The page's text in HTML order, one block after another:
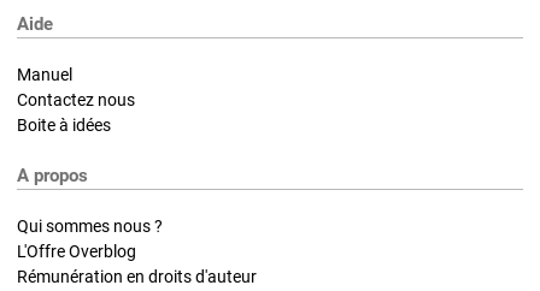
Aide
Manuel
Contactez nous
Boite à idées
A propos
Qui sommes nous ?
L'Offre Overblog
Rémunération en droits d'auteur